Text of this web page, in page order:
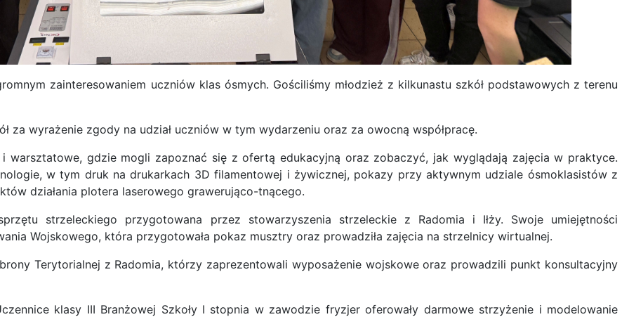
zainteresowaniem uczniów klas ósmych. Gościliśmy młodzież z kilkunastu szkół podstawowych z terenu
za wyrażenie zgody na udział uczniów w tym wydarzeniu oraz za owocną współpracę.
warsztatowe, gdzie mogli zapoznać się z ofertą edukacyjną oraz zobaczyć, jak wyglądają zajęcia w praktyce.
w tym druk na drukarkach 3D filamentowej i żywicznej, pokazy przy aktywnym udziale ósmoklasistów z
działania plotera laserowego grawerująco-tnącego.
strzeleckiego przygotowana przez stowarzyszenia strzeleckie z Radomia i Iłży. Swoje umiejętności
Wojskowego, która przygotowała pokaz musztry oraz prowadziła zajęcia na strzelnicy wirtualnej.
Terytorialnej z Radomia, którzy zaprezentowali wyposażenie wojskowe oraz prowadzili punkt konsultacyjny
klasy III Branżowej Szkoły I stopnia w zawodzie fryzjer oferowały darmowe strzyżenie i modelowanie